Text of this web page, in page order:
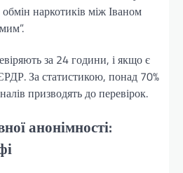
наркотиків між Іваном
за 24 години, і якщо є
За статистикою, понад 70%
призводять до перевірок.
анонімності: